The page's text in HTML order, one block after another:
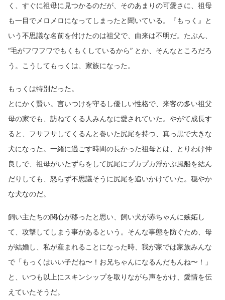
く、すぐに祖母に見つかるのだが、そのあまりの可愛さに、祖母
も一目でメロメロになってしまったと聞いている。『もっく』と
いう不思議な名前を付けたのは祖父で、由来は不明だ。たぶん、
“毛がフワフワでもくもくしているから” とか、そんなところだろ
う。こうしてもっくは、家族になった。
もっくは特別だった。
とにかく賢い。言いつけを守るし優しい性格で、来客の多い祖父
母の家でも、訪ねてくる人みんなに愛されていた。やがて成長す
ると、フサフサしてくるんと巻いた尻尾を持つ、真っ黒で大きな
犬になった。一緒に過ごす時間の長かった祖母とは、とりわけ仲
良しで、祖母がいたずらをして尻尾にプカプカ浮かぶ風船を結ん
だりしても、怒らず不思議そうに尻尾を追いかけていた。穏やか
な犬なのだ。
飼い主たちの関心が移ったと思い、飼い犬が赤ちゃんに嫉妬し
て、攻撃してしまう事があるという。そんな事態を防ぐため、母
が結婚し、私が産まれることになった時、我が家では家族みんな
で「もっくはいい子だね〜！お兄ちゃんになるんだもんね〜！」
と、いつも以上にスキンシップを取りながら声をかけ、愛情を伝
えていたそうだ。